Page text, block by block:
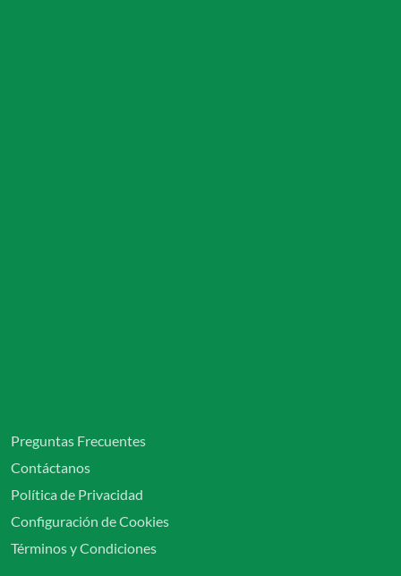
Preguntas Frecuentes
Contáctanos
Política de Privacidad
Configuración de Cookies
Términos y Condiciones